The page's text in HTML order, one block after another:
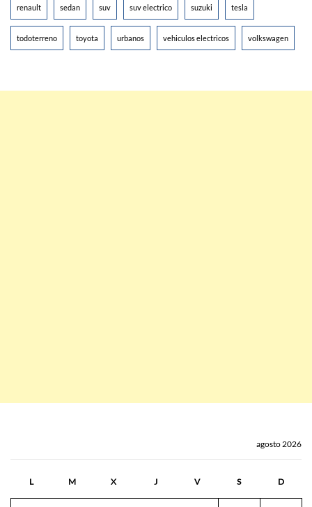
renault sedan suv suv electrico suzuki tesla
todoterreno toyota urbanos vehiculos electricos volkswagen
agosto 2026
L M X J V S D